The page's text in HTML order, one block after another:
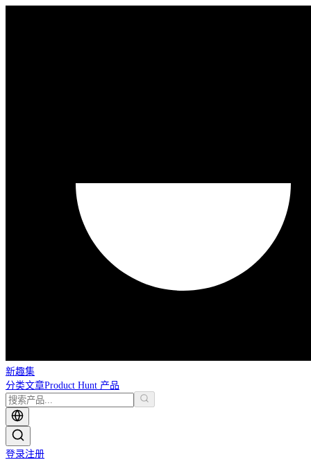
新趣集
分类文章Product Hunt 产品
登录注册